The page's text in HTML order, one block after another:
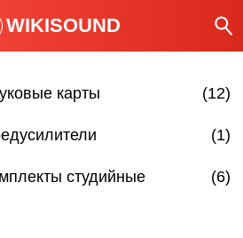
WIKISOUND
карты (12)
(1)
студийные (6)